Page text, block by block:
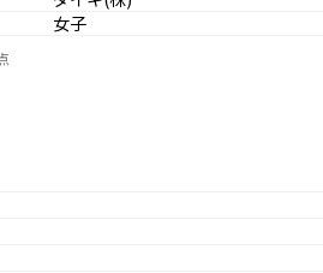
女子